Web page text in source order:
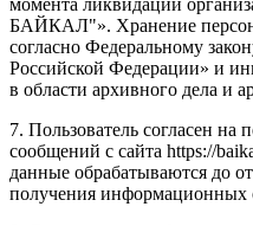
БАЙКАЛ"». Хранение
согласно Федеральному
Российской Федерации» и
в области архивного дела и
7. Пользователь согласен
сообщений с сайта https://
данные обрабатываются до
получения информационных